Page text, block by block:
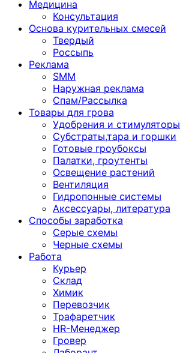
Медицина
Консультация
Основа курительных смесей
Твердый
Россыпь
Реклама
SMM
Наружная реклама
Спам/Рассылка
Товары для грова
Удобрения и стимуляторы
Субстраты,тара и горшки
Готовые гроубоксы
Палатки, гроутенты
Освещение растений
Вентиляция
Гидропонные системы
Аксессуары, литература
Способы заработка
Серые схемы
Черные схемы
Работа
Курьер
Склад
Химик
Перевозчик
Трафаретчик
HR-Менеджер
Гровер